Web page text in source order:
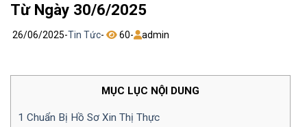
Từ Ngày 30/6/2025
26/06/2025-Tin Tức- 60- admin
MỤC LỤC NỘI DUNG
1 Chuẩn Bị Hồ Sơ Xin Thị Thực